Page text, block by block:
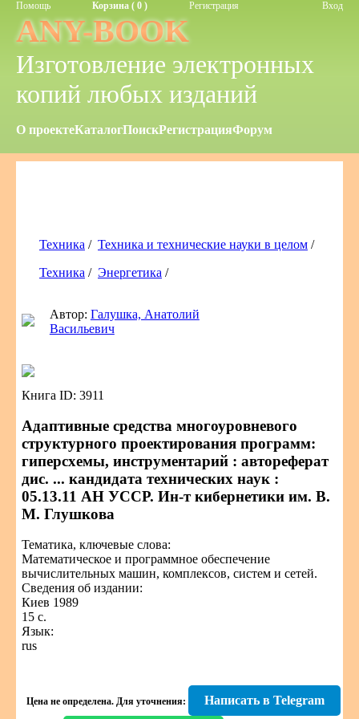
Помощь Корзина ( 0 ) Регистрация Вход
ANY-BOOK
Изготовление электронных
копий любых изданий
О проектеКаталогПоискРегистрацияФорум
Техника / Техника и технические науки в целом /
Техника / Энергетика /
Автор: Галушка, Анатолий
Васильевич
Книга ID: 3911
Адаптивные средства многоуровневого
структурного проектирования программ:
гиперсхемы, инструментарий : автореферат
дис. ... кандидата технических наук :
05.13.11 АН УССР. Ин-т кибернетики им. В.
М. Глушкова
Тематика, ключевые слова:
Математическое и программное обеспечение
вычислительных машин, комплексов, систем и сетей.
Сведения об издании:
Киев 1989
15 с.
Язык:
rus
Цена не определена. Для уточнения: Написать в Telegram